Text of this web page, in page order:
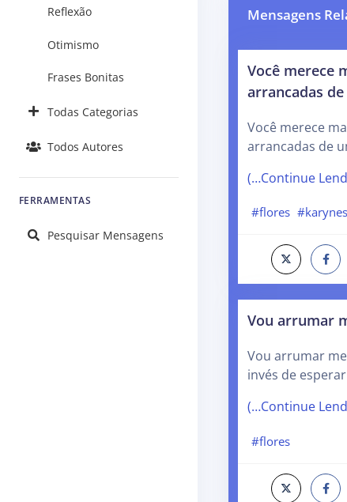
Reflexão
Otimismo
Frases Bonitas
Todas Categorias
Todos Autores
FERRAMENTAS
Pesquisar Mensagens
Mensagens
Você merece
arrancadas
Você merece
arrancadas de
(…Continue
#flores
Vou arrumar
Vou arrumar
invés de
(…Continue
#flores